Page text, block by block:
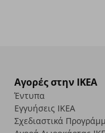
Αγορές στην IKEA
Έντυπα
Εγγυήσεις IKEA
Σχεδιαστικά